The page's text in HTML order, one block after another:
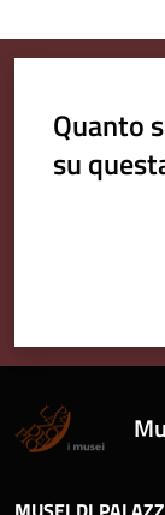
Quanto
su